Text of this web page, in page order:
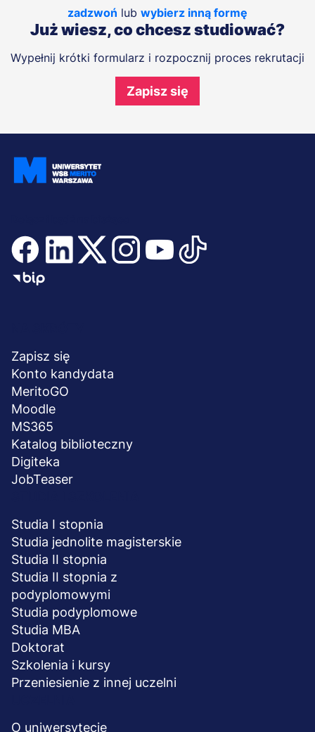
zadzwoń lub wybierz inną formę
Już wiesz, co chcesz studiować?
Wypełnij krótki formularz i rozpocznij proces rekrutacji
Zapisz się
stopka
Zapisz się
Konto kandydata
MeritoGO
Moodle
MS365
Katalog biblioteczny
Digiteka
JobTeaser
Studia I stopnia
Studia jednolite magisterskie
Studia II stopnia
Studia II stopnia z
podyplomowymi
Studia podyplomowe
Studia MBA
Doktorat
Szkolenia i kursy
Przeniesienie z innej uczelni
O uniwersytecie